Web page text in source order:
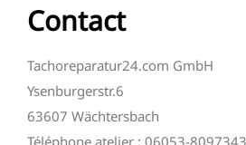
Contact
Tachoreparatur24.com GmbH
Ysenburgerstr.6
63607 Wächtersbach
Téléphone atelier : 06053-8097343